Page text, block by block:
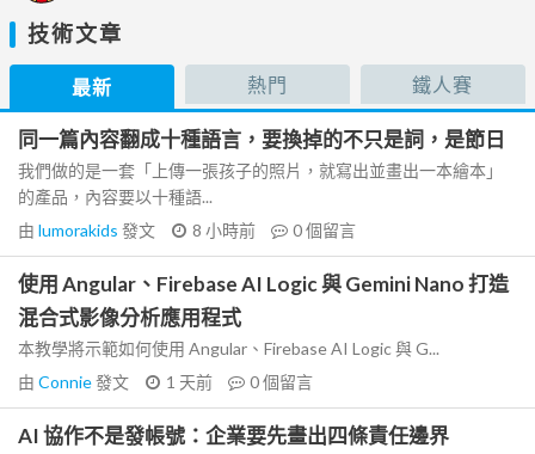
技術文章
最新 熱門 鐵人賽
同一篇內容翻成十種語言，要換掉的不只是詞，是節日
我們做的是一套「上傳一張孩子的照片，就寫出並畫出一本繪本」
的產品，內容要以十種語...
由 lumorakids 發文 8 小時前 0個留言
使用 Angular、Firebase AI Logic 與 Gemini Nano 打造
混合式影像分析應用程式
本教學將示範如何使用 Angular、Firebase AI Logic 與 G...
由 Connie發文 1 天前 0個留言
AI 協作不是發帳號：企業要先畫出四條責任邊界